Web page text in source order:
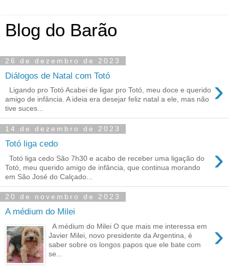
Blog do Barão
26 de dezembro de 2023
Diálogos de Natal com Totó ›
Ligando pro Totó Acabei de ligar pro Totó, meu doce e querido
amigo de infância. A ideia era desejar feliz natal a ele, mas não
tive suces...
14 de dezembro de 2023
Totó liga cedo ›
Totó liga cedo São 7h30 e acabo de receber uma ligação do
Totó, meu querido amigo de infância, que continua morando
em São José do Calçado...
20 de novembro de 2023
A médium do Milei
›
A médium do Milei O que mais me interessa em
Javier Milei, novo presidente da Argentina, é
saber sobre os longos papos que ele bate com
se...